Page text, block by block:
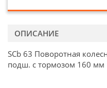
ОПИСАНИЕ
SСb 63 Поворотная
подш. с тормозом 160 мм